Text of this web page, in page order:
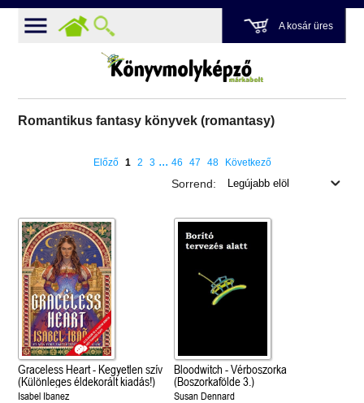
A kosár üres
Romantikus fantasy könyvek (romantasy)
Előző 1 2 3 ... 46 47 48 Következő
Sorrend:
Graceless Heart - Kegyetlen szív
(Különleges éldekorált kiadás!)
Isabel Ibanez
Bloodwitch - Vérboszorka
(Boszorkafölde 3.)
Susan Dennard